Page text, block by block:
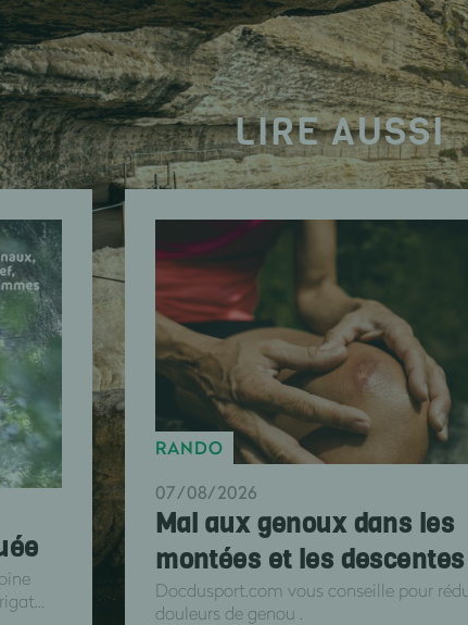
LIRE AUSSI
RANDO
07/08/2026
Mal aux genoux dans les
montées et les
Docdusport.com vous conseille pour
douleurs de genou .